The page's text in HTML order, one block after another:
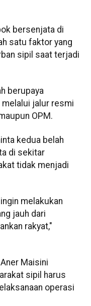
bersenjata di
satu faktor yang
sipil saat terjadi
berupaya
melalui jalur resmi
OPM.
kedua belah
di sekitar
tidak menjadi
melakukan
jauh dari
rakyat,"
Maisini
sipil harus
operasi